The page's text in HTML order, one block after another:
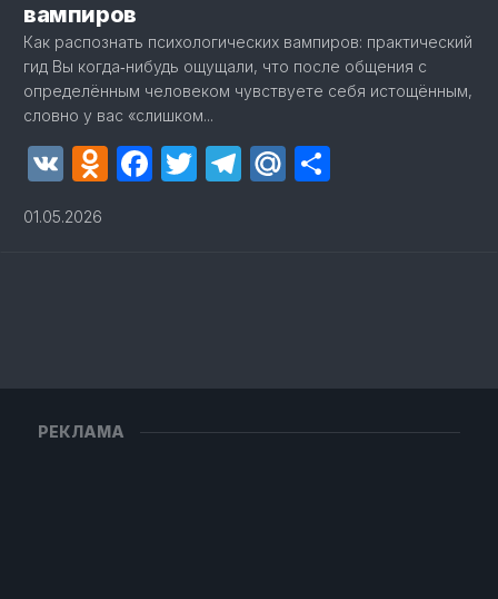
вампиров
Как распознать психологических вампиров: практический
гид Вы когда‑нибудь ощущали, что после общения с
определённым человеком чувствуете себя истощённым,
словно у вас «слишком...
VK Odnoklassniki
Facebook
Twitter
Telegram
Mail.Ru
01.05.2026
РЕКЛАМА